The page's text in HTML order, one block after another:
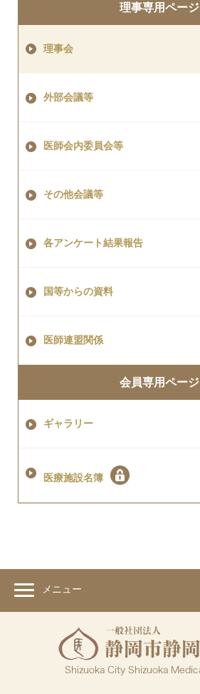
理事専用ページ
理事会
外部会議等
医師会内委員会等
その他会議等
各アンケート結果報告
国等からの資料
医師連盟関係
会員専用ページ
ギャラリー
医療施設名簿
メニュー